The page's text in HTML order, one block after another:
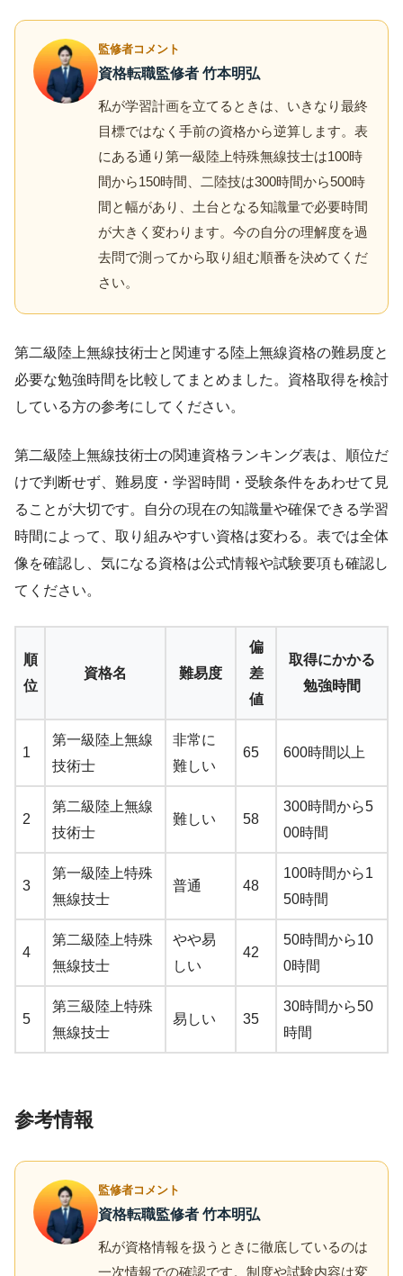
監修者コメント
資格転職監修者 竹本明弘
私が学習計画を立てるときは、いきなり最終
目標ではなく手前の資格から逆算します。表
にある通り第一級陸上特殊無線技士は100時
間から150時間、二陸技は300時間から500時
間と幅があり、土台となる知識量で必要時間
が大きく変わります。今の自分の理解度を過
去問で測ってから取り組む順番を決めてくだ
さい。
第二級陸上無線技術士と関連する陸上無線資格の難易度と
必要な勉強時間を比較してまとめました。資格取得を検討
している方の参考にしてください。
第二級陸上無線技術士の関連資格ランキング表は、順位だ
けで判断せず、難易度・学習時間・受験条件をあわせて見
ることが大切です。自分の現在の知識量や確保できる学習
時間によって、取り組みやすい資格は変わる。表では全体
像を確認し、気になる資格は公式情報や試験要項も確認し
てください。
順
位
資格名 難易度
偏
差
値
取得にかかる
勉強時間
1
第一級陸上無線
技術士
非常に
難しい
65 600時間以上
2
第二級陸上無線
技術士
難しい 58
300時間から5
00時間
3
第一級陸上特殊
無線技士
普通 48
100時間から1
50時間
4
第二級陸上特殊
無線技士
やや易
しい
42
50時間から10
0時間
5
第三級陸上特殊
無線技士
易しい 35
30時間から50
時間
参考情報
監修者コメント
資格転職監修者 竹本明弘
私が資格情報を扱うときに徹底しているのは
一次情報での確認です。制度や試験内容は変